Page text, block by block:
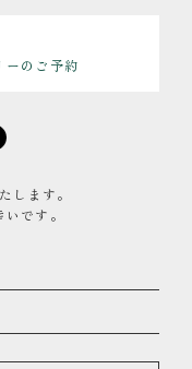
ーのご予約
します。
です。